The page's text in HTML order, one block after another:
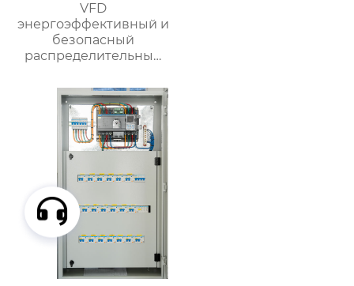
VFD
энергоэффективный и
безопасный
распределительный